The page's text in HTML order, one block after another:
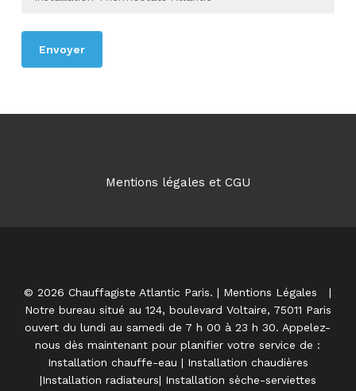
Mentions légales et CGU
© 2026 Chauffagiste Atlantic Paris. | Mentions Légales |
Notre bureau situé au 124, boulevard Voltaire, 75011 Paris
ouvert du lundi au samedi de 7 h 00 à 23 h 30. Appelez-
nous dès maintenant pour planifier votre service de :
Installation chauffe-eau | Installation chaudières
|Installation radiateurs| Installation sèche-serviettes